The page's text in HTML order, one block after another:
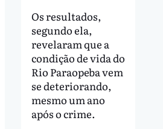
Os resultados,
segundo ela,
revelaram que a
condição de vida do
Rio Paraopeba vem
se deteriorando,
mesmo um ano
após o crime.